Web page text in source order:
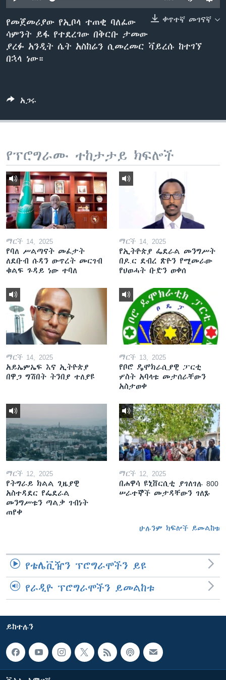
ቋንቋዎች
ቀጥተኛ መገናኛ
የመጀመሪያው የኢቦላ ተጠቂ ባለፈው
ሳምንት ይፋ የተደረገው በቅርቡ ታመው
ያረፉ አንዲት ሴት አስከሬን ሲመረመር ቫይረሱ ከተገኘ
በኋላ ነው።
አጋሩ
የፕሮግራሙ ተከታታይ ክፍሎች
ማርች 14, 2025
የባለ ሥልጣናት መፈታት
ለደቡብ ሱዳን ውጥረት መርገብ
ቁልፍ ጉዳይ ነው ተባለ
ማርች 14, 2025
የኢትዮጵያ ፌደራል መንግሥት
በዶ.ር ደብረ ጽዮን የሚመራው
የህወሓት ቡድን ወቀሰ
ማርች 14, 2025
አይኤምኤፍ እና ኢትዮጵያ
በዋጋ ግሽበት ትንበያ ተለያዩ
ማርች 13, 2025
የቦሮ ዴሞክራሲያዊ ፓርቲ
ሦስት አባላቱ መታሰራቸውን
አስታወቀ
ማርች 12, 2025
የትግራይ ክልል ጊዜያዊ
አስተዳደር የፌደራል
መንግሥቱን ጣልቃ ገብነት
ጠየቀ
ማርች 12, 2025
በሐዋሳ ዩኒቨርሲቲ ያገለገሉ 800
ሠራተኞች መታዳቸውን ገለጹ
ሁሉንም ክፍሎች ይመልከቱ
የቴሌቪዥን ፕሮግራሞችን ይዩ
የራዲዮ ፕሮግራሞችን ይመልከቱ
ይከተሉን